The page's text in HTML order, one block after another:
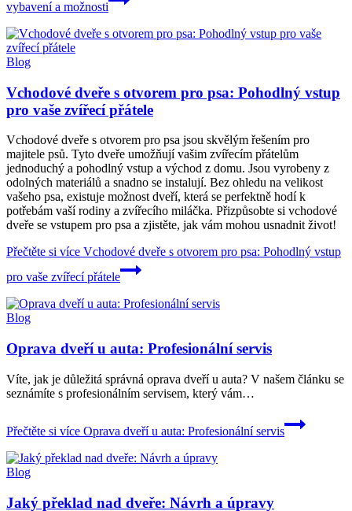
vybavení a možnosti
Blog
Vchodové dveře s otvorem pro psa: Pohodlný vstup
pro vaše zvířecí přátele
Vchodové dveře s otvorem pro psa jsou skvělým řešením pro
majitele psů. Tyto dveře umožňují vašim zvířecím přátelům
jednoduchý a pohodlný vstup a východ z domu. Jsou vyrobeny z
odolných materiálů a snadno se instalují. Bez ohledu na velikost
vašeho psa, existuje možnost dveří, která se perfektně hodí k
potřebám vaší rodiny a zvířecího miláčka. Přizpůsobte si vchodové
dveře se vstupem pro psa a zjistěte, jak vám mohou usnadnit život!
Přečtěte si více Vchodové dveře s otvorem pro psa: Pohodlný vstup
pro vaše zvířecí přátele
Blog
Oprava dveří u auta: Profesionální servis
Víte, jak je důležitá správná oprava dveří u auta? V našem článku se
seznámíte s profesionálním servisem, který vám…
Přečtěte si více Oprava dveří u auta: Profesionální servis
Blog
Jaký překlad nad dveře: Návrh a úpravy